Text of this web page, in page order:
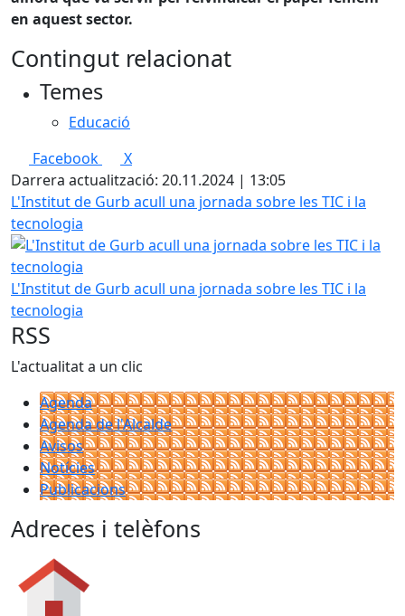
en aquest sector.
Contingut relacionat
Temes
Educació
Facebook
X
Darrera actualització: 20.11.2024 | 13:05
L'Institut de Gurb acull una jornada sobre les TIC i la
tecnologia
L'Institut de Gurb acull una jornada sobre les TIC i la
tecnologia
RSS
L'actualitat a un clic
Agenda
Agenda de l'Alcalde
Avisos
Notícies
Publicacions
Adreces i telèfons